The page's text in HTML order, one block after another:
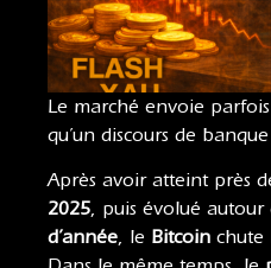
Le marché envoie parfois
qu’un discours de
Après avoir atteint près
2025, puis évolué autour
d’année, le Bitcoin chute